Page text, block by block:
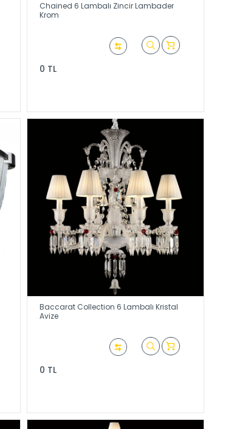
Chained 6 Lambalı Zincir Lambader
Krom
0 TL
Baccarat Collection 6 Lambalı Kristal
Avize
0 TL